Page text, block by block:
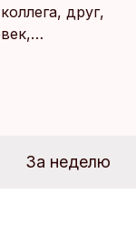
друг,
чаще ждут не
быть здесь
За неделю